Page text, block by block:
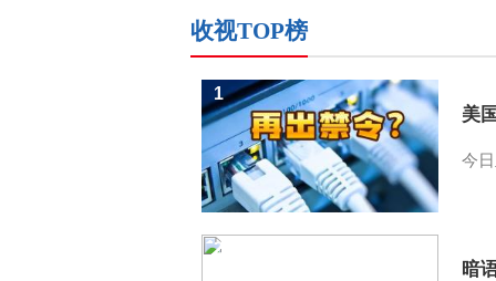
收视TOP榜
美
今
1
暗
2